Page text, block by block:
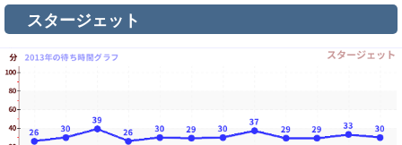
スタージェット